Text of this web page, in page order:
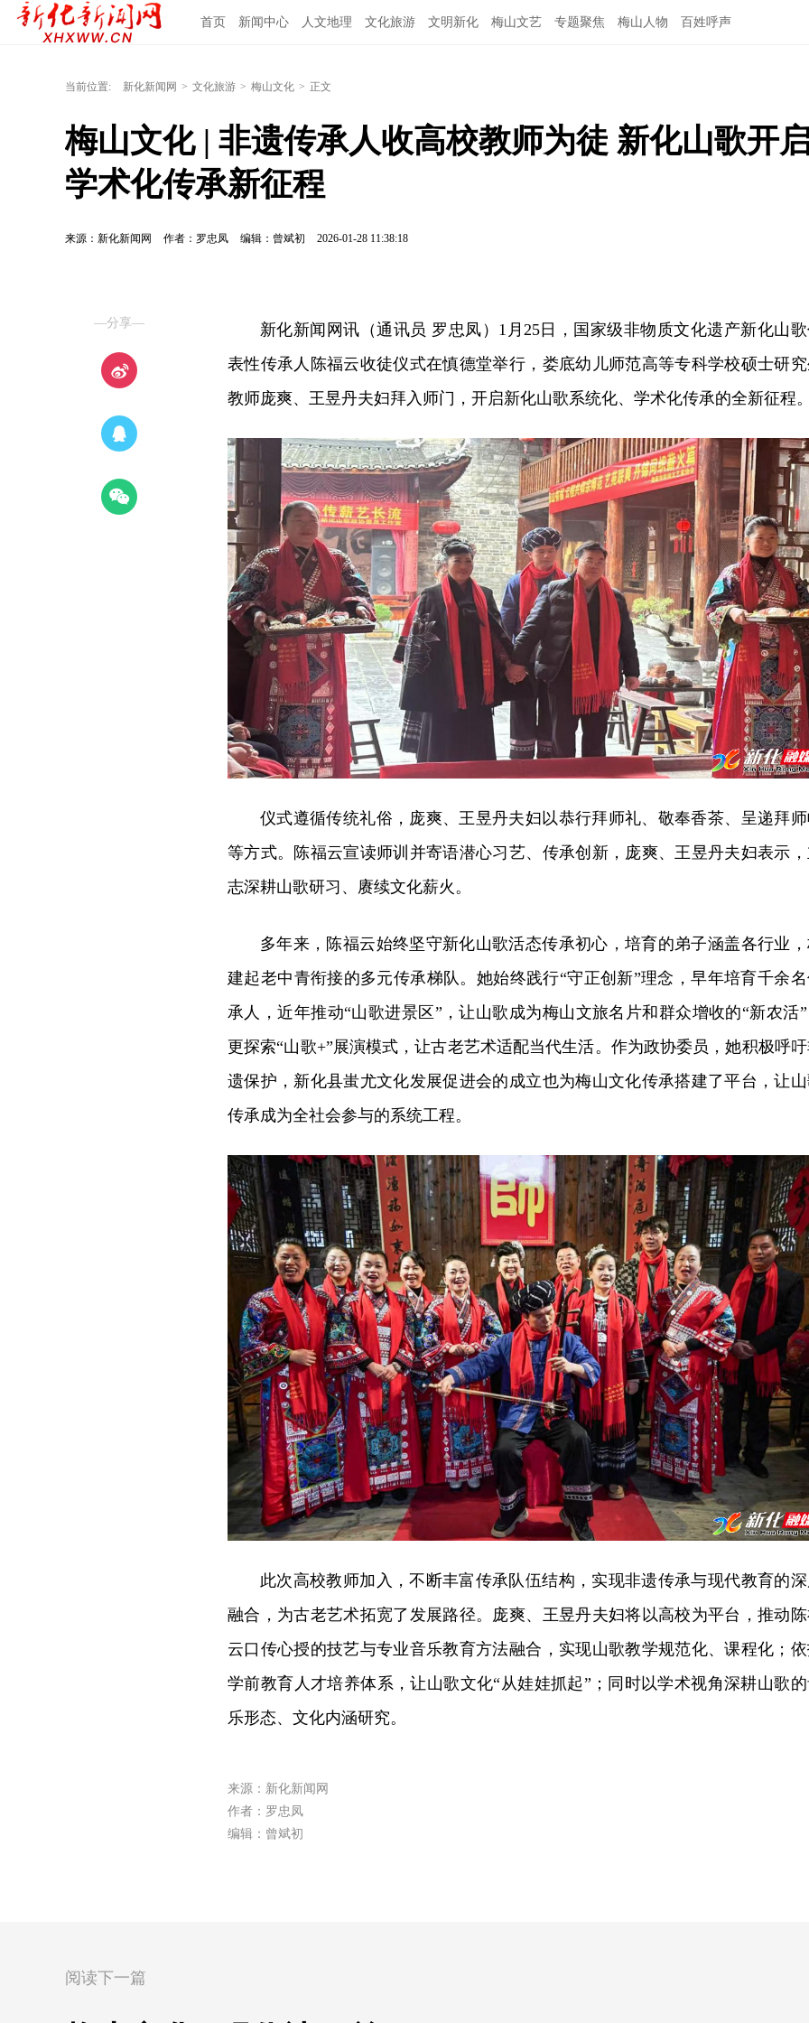
首页 新闻中心 人文地理 文化旅游 文明新化 梅山文艺 专题聚焦 梅山人物 百姓呼声
当前位置: 新化新闻网 > 文化旅游 > 梅山文化 > 正文
梅山文化 | 非遗传承人收高校教师为徒 新化山歌开
学术化传承新征程
来源：新化新闻网 作者：罗忠凤 编辑：曾斌初 2026-01-28 11:38:18
—分享—
新化新闻网讯（通讯员 罗忠凤）1月25日，国家级非物质文化遗产新化山
表性传承人陈福云收徒仪式在慎德堂举行，娄底幼儿师范高等专科学校硕士研
教师庞爽、王昱丹夫妇拜入师门，开启新化山歌系统化、学术化传承的全新征程
仪式遵循传统礼俗，庞爽、王昱丹夫妇以恭行拜师礼、敬奉香茶、呈递拜
等方式。陈福云宣读师训并寄语潜心习艺、传承创新，庞爽、王昱丹夫妇表示
志深耕山歌研习、赓续文化薪火。
多年来，陈福云始终坚守新化山歌活态传承初心，培育的弟子涵盖各行业
建起老中青衔接的多元传承梯队。她始终践行“守正创新”理念，早年培育千余
承人，近年推动“山歌进景区”，让山歌成为梅山文旅名片和群众增收的“新农活
更探索“山歌+”展演模式，让古老艺术适配当代生活。作为政协委员，她积极呼
遗保护，新化县蚩尤文化发展促进会的成立也为梅山文化传承搭建了平台，让
传承成为全社会参与的系统工程。
此次高校教师加入，不断丰富传承队伍结构，实现非遗传承与现代教育的
融合，为古老艺术拓宽了发展路径。庞爽、王昱丹夫妇将以高校为平台，推动
云口传心授的技艺与专业音乐教育方法融合，实现山歌教学规范化、课程化；
学前教育人才培养体系，让山歌文化“从娃娃抓起”；同时以学术视角深耕山歌
乐形态、文化内涵研究。
来源：新化新闻网
作者：罗忠凤
编辑：曾斌初
阅读下一篇